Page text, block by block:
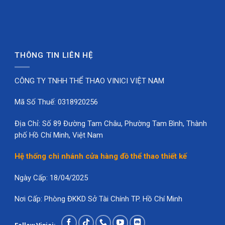
không quá nổi theo kiểu đỏ, cam hoặc vàng. Xanh
ngọc navy tạo cảm giác trẻ, gọn và dễ phối với nhiều
kiểu quần.
Phù hợp với:
Team cầu lông nam nữ cần áo có màu nổi vừa
phải.
CLB phong trào muốn đồng phục cầu lông thiết kế
Nhóm công ty cần áo hội thao trẻ, dễ mặc.
Lớp học, nhóm sinh viên muốn áo cầu lông hiện đại
THÔNG TIN LIÊN HỆ
CÔNG TY TNHH THỂ THAO VINICI VIỆT NAM
Mã Số Thuế: 0318920256
Địa Chỉ: Số 89 Đường Tam Châu, Phường Tam Bình, Thành
phố Hồ Chí Minh, Việt Nam
Hệ thống chi nhánh cửa hàng đồ thể thao thiết kế
Ngày Cấp: 18/04/2025
Nơi Cấp: Phòng ĐKKD Sở Tài Chính TP. Hồ Chí Minh